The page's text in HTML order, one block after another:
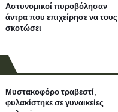
Αστυνομικοί πυροβόλησαν
άντρα που επιχείρησε να τους
σκοτώσει
Μυστακοφόρο τραβεστί,
φυλακίστηκε σε γυναικείες